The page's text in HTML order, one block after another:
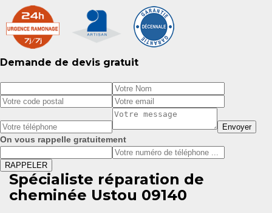
Demande de devis gratuit
On vous rappelle gratuitement
Spécialiste réparation de
cheminée Ustou 09140